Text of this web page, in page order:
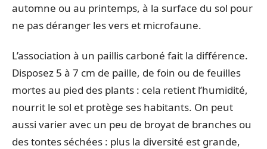
automne ou au printemps, à la surface du sol pour
ne pas déranger les vers et microfaune.
L’association à un paillis carboné fait la différence.
Disposez 5 à 7 cm de paille, de foin ou de feuilles
mortes au pied des plants : cela retient l’humidité,
nourrit le sol et protège ses habitants. On peut
aussi varier avec un peu de broyat de branches ou
des tontes séchées : plus la diversité est grande,